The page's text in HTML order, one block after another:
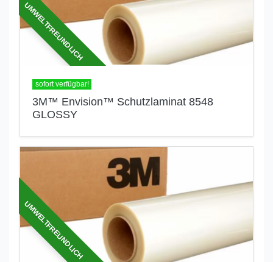
UMWELTFREUNDLICH
sofort verfügbar!
3M™ Envision™ Schutzlaminat 8548
GLOSSY
UMWELTFREUNDLICH